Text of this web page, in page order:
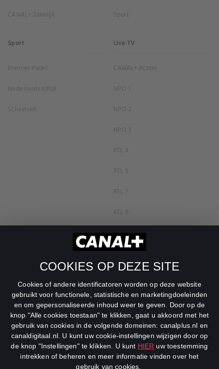
COOKIES OP DEZE SITE
Cookies of andere identificatoren worden op deze website
gebruikt voor functionele, statistische en marketingdoeleinden
en om gepersonaliseerde inhoud weer te geven. Door op de
knop "Alle cookies toestaan" te klikken, gaat u akkoord met het
gebruik van cookies in de volgende domeinen: canalplus.nl en
canaldigitaal.nl. U kunt uw cookie-instellingen wijzigen door op
de knop "Instellingen" te klikken. U kunt HIER uw toestemming
intrekken of beheren en meer informatie vinden over het
gebruik van cookies.
CANAL+ Zakelijk
Sport
Sport
Premier Padel
Nederlands elftal
Schaatsen
Live TV
CANAL+ Action
NPO 1
NPO 2
NPO 3
RTL 4
RTL 5
RTL 7
RTL 8
RTL Z
SBS6
Net5
Veronica
DreamWorks Channel